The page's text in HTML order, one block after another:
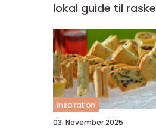
lokal guide til raske
smaker på Sartor
inspiration
03. November 2025